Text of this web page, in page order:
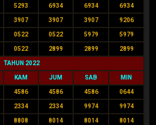
5293 6934 6934 6934
3907 3907 3907 9206
0522 0522 5979 5979
0522 2899 2899 2899
TAHUN 2022
KAM JUM SAB MIN
4586 4586 4586 0644
2334 2334 9974 9974
8808 8014 8014 8014